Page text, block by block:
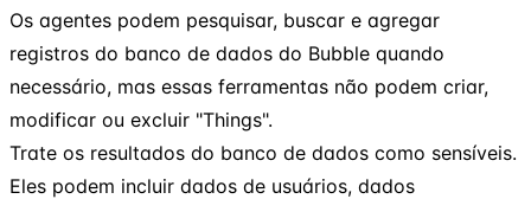
Os agentes podem pesquisar, buscar e agregar
registros do banco de dados do Bubble quando
necessário, mas essas ferramentas não podem criar,
modificar ou excluir "Things".
Trate os resultados do banco de dados como sensíveis.
Eles podem incluir dados de usuários, dados